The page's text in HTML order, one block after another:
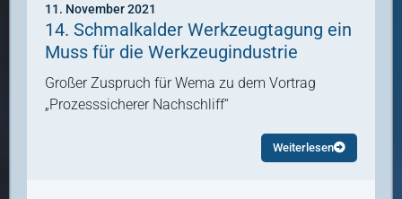
11. November 2021
14. Schmalkalder Werkzeugtagung ein
Muss für die Werkzeugindustrie
Großer Zuspruch für Wema zu dem Vortrag
„Prozesssicherer Nachschliff“
Weiterlesen